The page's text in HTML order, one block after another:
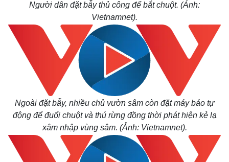
Bất động sản
Khởi nghiệp
Thị trường
Giá vàng
Tiêu dùng
Người dân đặt bẫy thủ công để bắt chuột. (Ảnh:
Vietnamnet).
Ngoài đặt bẫy, nhiều chủ vườn sâm còn đặt máy báo tự
động để đuổi chuột và thú rừng đồng thời phát hiện kẻ lạ
xâm nhập vùng sâm. (Ảnh: Vietnamnet).